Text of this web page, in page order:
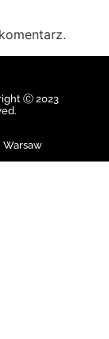
Ⓒ 2023
Warsaw